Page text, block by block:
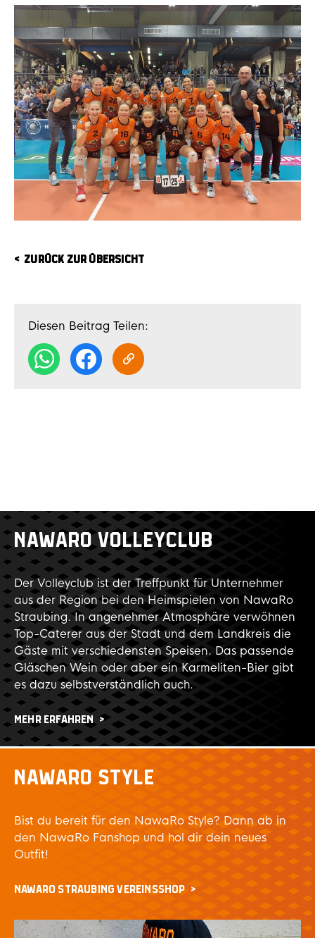
ZURÜCK ZUR ÜBERSICHT
Diesen Beitrag Teilen:
NAWARO VOLLEYCLUB
Der Volleyclub ist der Treffpunkt für Unternehmer
aus der Region bei den Heimspielen von NawaRo
Straubing. In angenehmer Atmosphäre verwöhnen
Top-Caterer aus der Stadt und dem Landkreis die
Gäste mit verschiedensten Speisen. Das passende
Gläschen Wein oder aber ein Karmeliten-Bier gibt
es dazu selbstverständlich auch.
MEHR ERFAHREN
NAWARO STYLE
Bist du bereit für den NawaRo Style? Dann ab in
den NawaRo Fanshop und hol dir dein neues
Outfit!
NAWARO STRAUBING VEREINSSHOP